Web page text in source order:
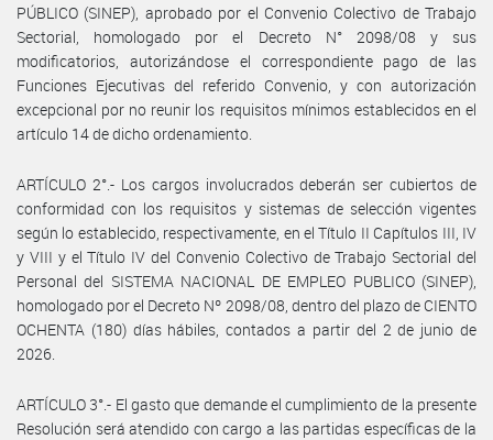
PÚBLICO (SINEP), aprobado por el Convenio Colectivo de Trabajo
Sectorial, homologado por el Decreto N° 2098/08 y sus
modificatorios, autorizándose el correspondiente pago de las
Funciones Ejecutivas del referido Convenio, y con autorización
excepcional por no reunir los requisitos mínimos establecidos en el
artículo 14 de dicho ordenamiento.
ARTÍCULO 2°.- Los cargos involucrados deberán ser cubiertos de
conformidad con los requisitos y sistemas de selección vigentes
según lo establecido, respectivamente, en el Título II Capítulos III, IV
y VIII y el Título IV del Convenio Colectivo de Trabajo Sectorial del
Personal del SISTEMA NACIONAL DE EMPLEO PUBLICO (SINEP),
homologado por el Decreto Nº 2098/08, dentro del plazo de CIENTO
OCHENTA (180) días hábiles, contados a partir del 2 de junio de
2026.
ARTÍCULO 3°.- El gasto que demande el cumplimiento de la presente
Resolución será atendido con cargo a las partidas específicas de la